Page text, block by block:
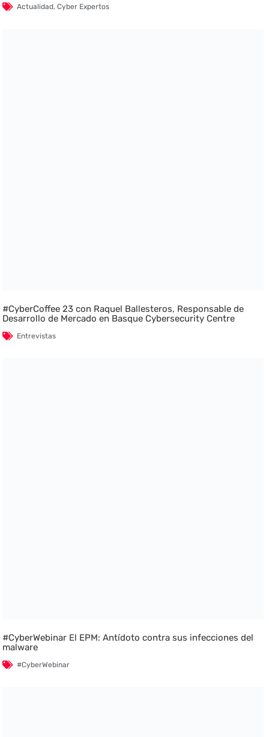
Actualidad,Cyber Expertos
#CyberCoffee 23 con Raquel Ballesteros, Responsable de
Desarrollo de Mercado en Basque Cybersecurity Centre
Entrevistas
#CyberWebinar El EPM: Antídoto contra sus infecciones del
malware
#CyberWebinar